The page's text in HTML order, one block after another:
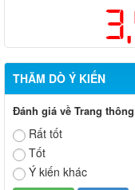
THĂM DÒ Ý KIẾN
Đánh giá về Trang
Rất tốt
Tốt
Ý kiến khác